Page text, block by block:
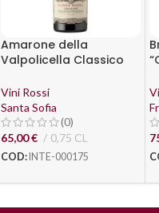
Amarone della
Valpolicella Classico
Sofia
Vini Rossi
Santa Sofia
(0)
65,00€ 0,75 CL
COD: INTE-000175